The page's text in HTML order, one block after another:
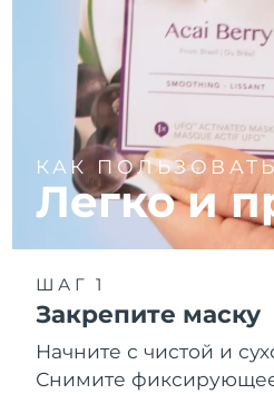
КАК
Легко и
ШАГ 1
Закрепите маску
Начните с чистой и
Снимите